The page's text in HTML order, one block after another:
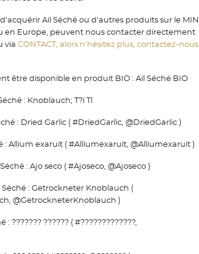
Ail Séché ou d’autres produits sur le MIN
en Europe, peuvent nous contacter directement
via CONTACT, alors n’hésitez plus, contactez-nous
être disponible en produit BIO : Ail Séché BIO
: Knoblauch; T?i Tl
: Dried Garlic ( #DriedGarlic, @DriedGarlic )
: Allium exaruit ( #Alliumexaruit, @Alliumexaruit )
: Ajo seco ( #Ajoseco, @Ajoseco )
: Getrockneter Knoblauch (
@GetrockneterKnoblauch )
??????? ?????? ( #?????????????,